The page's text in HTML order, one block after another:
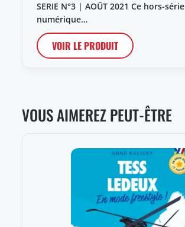
SERIE N°3 | AOÛT 2021 Ce hors-série
numérique…
VOIR LE PRODUIT
VOUS AIMEREZ PEUT-ÊTRE